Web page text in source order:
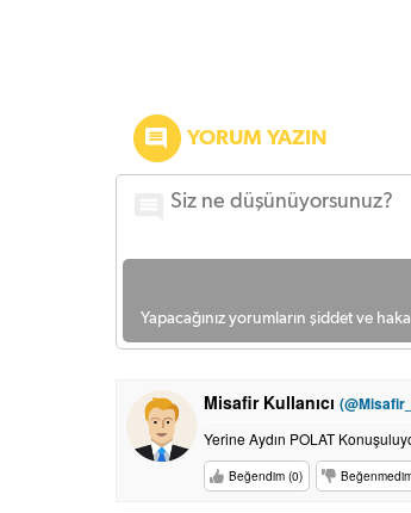
YORUM YAZIN
Yapacağınız yorumların şiddet ve
Misafir Kullanıcı
Yerine Aydın POLAT
Beğendim (0)